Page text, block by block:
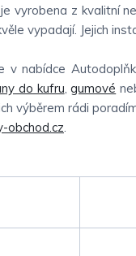
vyrobena z kvalitní
vypadají. Jejich
v nabídce
do kufru,gumové
výběrem rádi
obchod.cz.